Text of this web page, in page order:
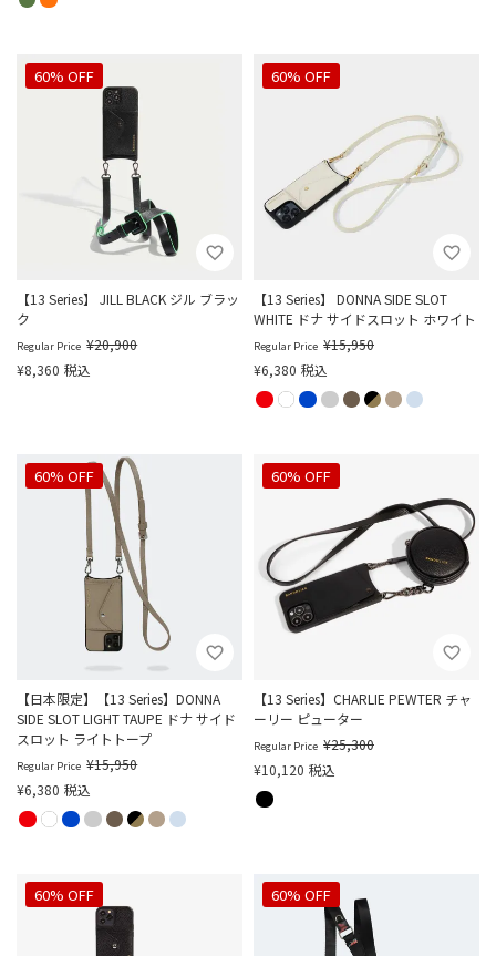
【13 Series】 JILL BLACK ジル ブラッ
ク
60% OFF
Regular Price ¥20,900
¥8,360 税込
【13 Series】 DONNA SIDE SLOT
WHITE ドナ サイドスロット ホワイト
60% OFF
Regular Price ¥15,950
¥6,380 税込
【日本限定】【13 Series】DONNA
SIDE SLOT LIGHT TAUPE ドナ サイド
スロット ライトトープ
60% OFF
Regular Price ¥15,950
¥6,380 税込
【13 Series】CHARLIE PEWTER チャ
ーリー ピューター
60% OFF
Regular Price ¥25,300
¥10,120 税込
60% OFF 60% OFF